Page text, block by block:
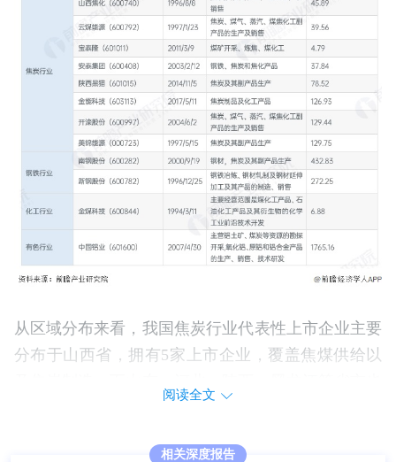
从区域分布来看，我国焦炭行业代表性上市企业主要
分布于山西省，拥有5家上市企业，覆盖焦煤供给以
阅读全文
相关深度报告